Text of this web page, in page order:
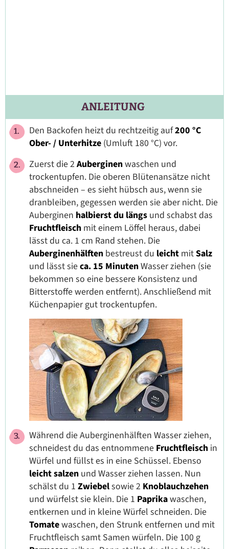
ANLEITUNG
Den Backofen heizt du rechtzeitig auf200 °C
Ober- / Unterhitze (Umluft 180 °C) vor.
Zuerst die 2Auberginenwaschen und
trockentupfen. Die oberen Blütenansätze nicht
abschneiden – es sieht hübsch aus, wenn sie
dranbleiben, gegessen werden sie aber nicht. Die
Auberginen halbierst du längs und schabst das
Fruchtfleisch mit einem Löffel heraus, dabei
lässt du ca. 1 cm Rand stehen. Die
Auberginenhälften bestreust du leicht mitSalz
und lässt sieca. 15 MinutenWasser ziehen (sie
bekommen so eine bessere Konsistenz und
Bitterstoffe werden entfernt). Anschließend mit
Küchenpapier gut trockentupfen.
Während die Auberginenhälften Wasser ziehen,
schneidest du das entnommene Fruchtfleisch in
Würfel und füllst es in eine Schüssel. Ebenso
leicht salzen und Wasser ziehen lassen. Nun
schälst du 1 Zwiebelsowie 2 Knoblauchzehen
und würfelst sie klein. Die 1 Paprikawaschen,
entkernen und in kleine Würfel schneiden. Die
Tomatewaschen, den Strunk entfernen und mit
Fruchtfleisch samt Samen würfeln. Die 100 g